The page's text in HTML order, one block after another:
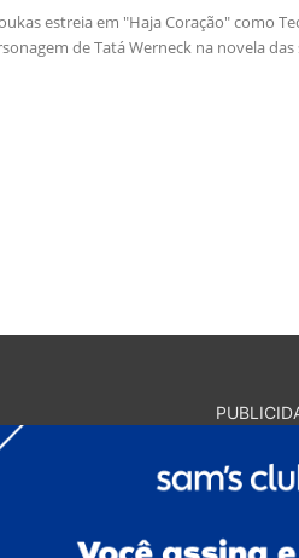
estreia em "Haja Coração" como
de Tatá Werneck na novela